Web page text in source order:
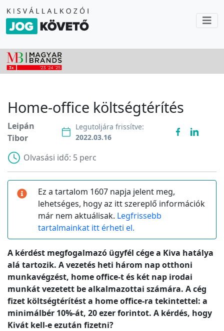
Home-office költségtérítés
Leipán
Tibor
Legutoljára frissítve:
2022.03.16
Olvasási idő: 5 perc
Ez a tartalom 1607 napja jelent meg,
lehetséges, hogy az itt szereplő információk
már nem aktuálisak. Legfrissebb
tartalmainkat itt érheti el.
A kérdést megfogalmazó ügyfél cége a Kiva hatálya
alá tartozik. A vezetés heti három nap otthoni
munkavégzést, home office-t és két nap irodai
munkát vezetett be alkalmazottai számára. A cég
fizet költségtérítést a home office-ra tekintettel: a
minimálbér 10%-át, 20 ezer forintot. A kérdés, hogy
Kivát kell-e ezután fizetni?